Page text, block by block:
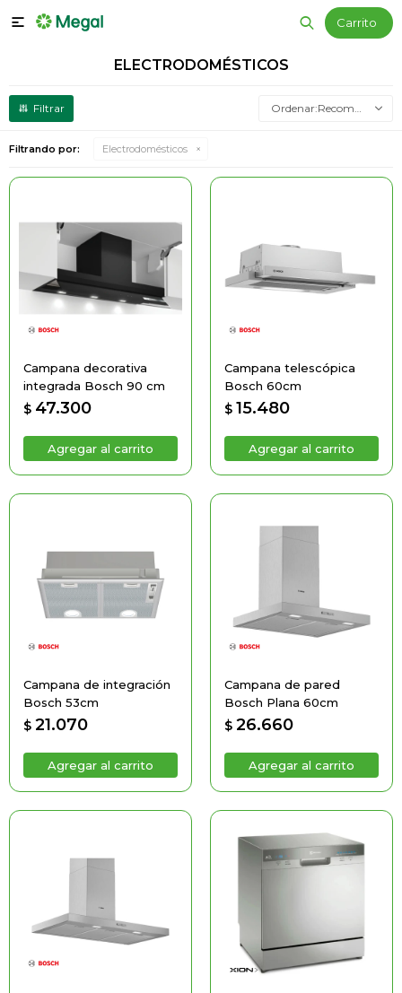

ELECTRODOMÉSTICOS
Recomendados
Filtrando por: Electrodomésticos
Campana decorativa
integrada Bosch 90 cm
$ 47.300
Campana telescópica
Bosch 60cm
$ 15.480
Campana de integración
Bosch 53cm
$ 21.070
Campana de pared
Bosch Plana 60cm
$ 26.660